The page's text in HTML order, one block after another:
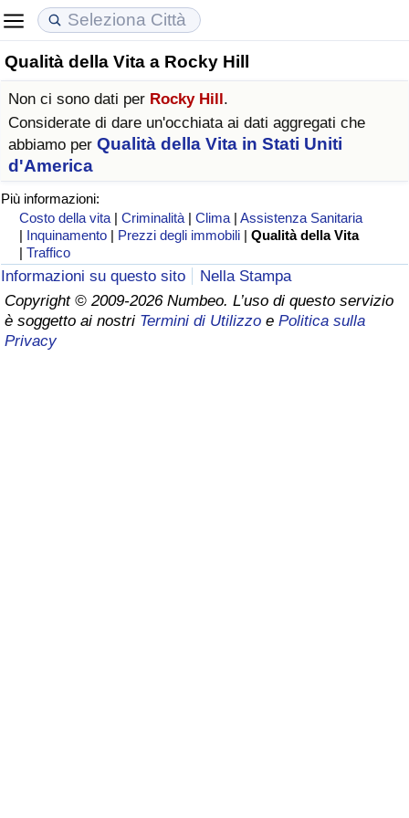
Qualità della Vita a Rocky Hill
Non ci sono dati per Rocky Hill.
Considerate di dare un'occhiata ai dati aggregati che
abbiamo per Qualità della Vita in Stati Uniti
d'America
Più informazioni:
Costo della vita |Criminalità |Clima |Assistenza Sanitaria
| Inquinamento | Prezzi degli immobili |Qualità della Vita
|Traffico
Informazioni su questo sito
Nella Stampa
Copyright © 2009-2026 Numbeo. L’uso di questo servizio
è soggetto ai nostri Termini di Utilizzo e Politica sulla
Privacy
Costo della vita
Indice Del Costo Della Vita (corrente)
Indice Del Costo Della Vita
Indice del Costo della Vita per Nazione
ad Aqaba
Prezzi degli immobili
Indice del Prezzo delle Case (Corrente)
Indice del Prezzo delle Case
Indice del Prezzo delle Case per Nazione
Qualità della Vita
Indice della Qualità della Vita
Indice della Qualità della Vita (Corrente)
Indice della qualità della vita per Paese
Criminalità
Indice del Tasso di Criminalità (Corrente)
Indice della Criminalità